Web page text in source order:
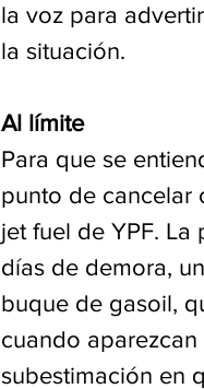
la voz para
la situación.
Al límite
Para que se
punto de cancelar
jet fuel de YPF.
días de demora,
buque de gasoil,
cuando
subestimación en